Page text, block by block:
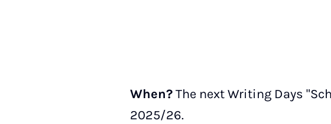
When?The next Writing Days
2025/26.